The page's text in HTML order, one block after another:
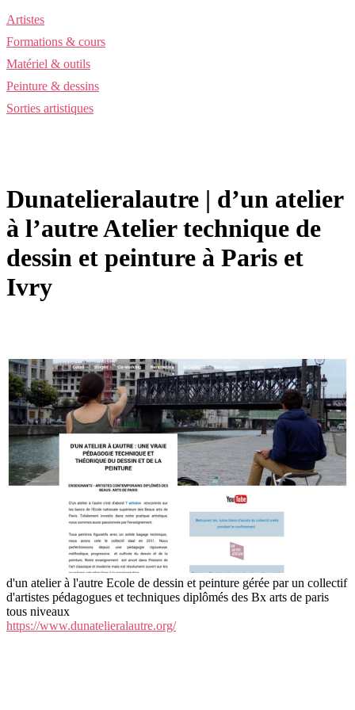
Artistes
Formations & cours
Matériel & outils
Peinture & dessins
Sorties artistiques
Dunateliera­laut­re | d’un atelier
à l’autre Atelier technique de
dessin et peinture à Paris et
Ivry
d'un atelier à l'autre Ecole de dessin et peinture gérée par un collectif
d'artistes pédagogues et techniques diplômés des Bx arts de paris
tous niveaux
https://www.dunatelieralautre.org/